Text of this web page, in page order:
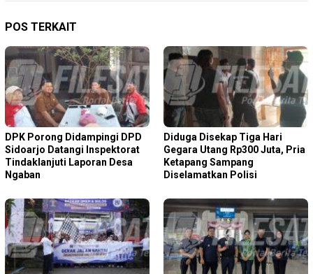
POS TERKAIT
DPK Porong Didampingi DPD
Sidoarjo Datangi Inspektorat
Tindaklanjuti Laporan Desa
Ngaban
Diduga Disekap Tiga Hari
Gegara Utang Rp300 Juta, Pria
Ketapang Sampang
Diselamatkan Polisi